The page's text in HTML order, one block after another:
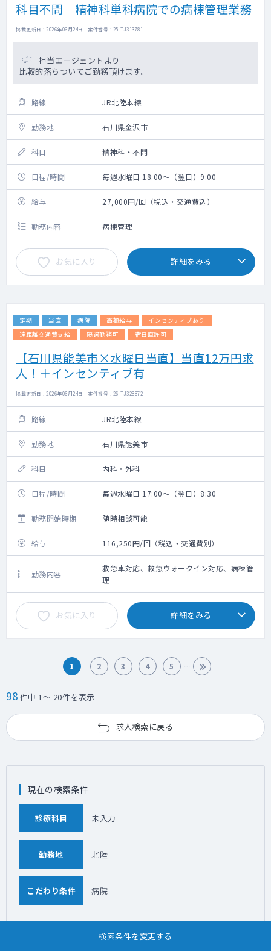
科目不問 精神科単科病院での病棟管理業務
掲載更新日 : 2026年06月24日 案件番号 : 25-TJ313781
担当エージェントより
比較的落ちついてご勤務頂けます。
路線 JR北陸本線
勤務地 石川県金沢市
科目 精神科・不問
日程/時間 毎週水曜日 18:00～（翌日）9:00
給与 27,000円/回（税込・交通費込）
勤務内容 病棟管理
お気に入り 詳細をみる
定期 当直 病院 高額給与
インセンティブあり
遠距離交通費支給
隔週勤務可 宿日直許可
【石川県能美市×水曜日当直】当直12万円求
人！＋インセンティブ有
掲載更新日 : 2026年06月24日 案件番号 : 26-TJ328872
路線 JR北陸本線
勤務地 石川県能美市
科目 内科・外科
日程/時間 毎週水曜日 17:00～（翌日）8:30
勤務開始時期 随時相談可能
給与 116,250円/回（税込・交通費別）
勤務内容
救急車対応、救急ウォークイン対応、病棟管
理
お気に入り 詳細をみる
1 2 3 4 5
98 件中 1～ 20件を表示
求人検索に戻る
検索条件を変更する
現在の検索条件
診療科目 未入力
勤務地 北陸
こだわり条件 病院